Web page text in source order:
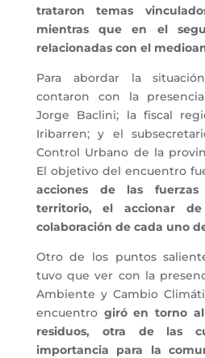
trataron temas
mientras que en el
relacionadas con el
Para abordar la
contaron con la
Jorge Baclini; la fiscal
Iribarren; y el
Control Urbano de la
El objetivo del encuentro
acciones de las
territorio, el accionar
colaboración de cada uno
Otro de los puntos
tuvo que ver con la
Ambiente y Cambio
encuentro giró en torno
residuos, otra de las
importancia para la